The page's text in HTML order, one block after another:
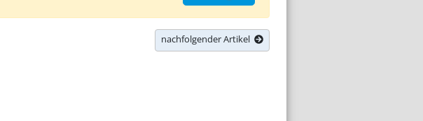
nachfolgender Artikel